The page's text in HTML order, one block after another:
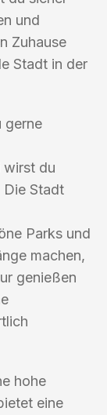
und
Zuhause
Stadt in der
gerne
wirst du
Die Stadt
Parks und
machen,
genießen
hohe
eine